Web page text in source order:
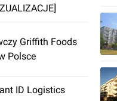
Griffith Foods
Polsce
ID Logistics